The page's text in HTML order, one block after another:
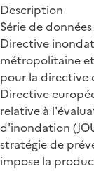
Description
Série de
Directive
métropolitaine
pour la directive
Directive
relative à
d'inondation
stratégie de
impose la